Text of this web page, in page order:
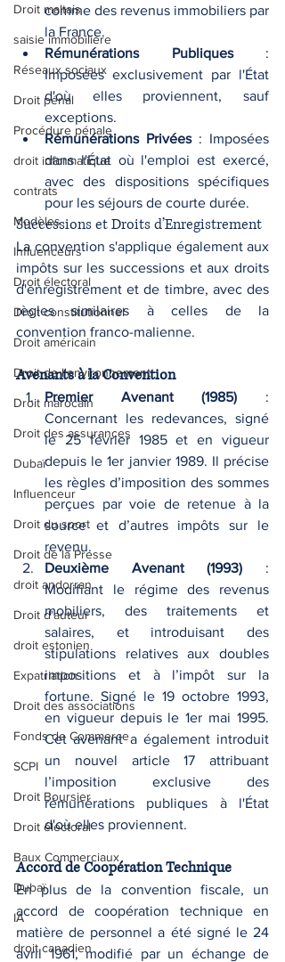
Droit maltais
saisie immobilière
Réseaux sociaux
Droit pénal
Procédure pénale
droit informatique
contrats
Modèles
Influenceurs
Droit électoral
Droit constitutionnel
Droit américain
Droit de l'environnement
Droit marocain
Droit des assurances
Dubaï
Influenceur
Droit du sport
Droit de la Presse
droit andorran
Droit d'auteur
droit estonien
Expatriation
Droit des associations
Fonds de Commerce
SCPI
Droit Boursier
Droit électoral
Baux Commerciaux
Dubaï
IA
droit canadien
comme des revenus immobiliers par
la France.
Rémunérations Publiques :
Imposées exclusivement par l'État
d'où elles proviennent, sauf
exceptions.
Rémunérations Privées : Imposées
dans l'État où l'emploi est exercé,
avec des dispositions spécifiques
pour les séjours de courte durée.
Successions et Droits d’Enregistrement
La convention s'applique également aux
impôts sur les successions et aux droits
d'enregistrement et de timbre, avec des
règles similaires à celles de la
convention franco-malienne.
Avenants à la Convention
Premier Avenant (1985) :
Concernant les redevances, signé
le 25 février 1985 et en vigueur
depuis le 1er janvier 1989. Il précise
les règles d’imposition des sommes
perçues par voie de retenue à la
source et d’autres impôts sur le
revenu.
Deuxième Avenant (1993) :
Modifiant le régime des revenus
mobiliers, des traitements et
salaires, et introduisant des
stipulations relatives aux doubles
impositions et à l’impôt sur la
fortune. Signé le 19 octobre 1993,
en vigueur depuis le 1er mai 1995.
Cet avenant a également introduit
un nouvel article 17 attribuant
l’imposition exclusive des
rémunérations publiques à l'État
d'où elles proviennent.
Accord de Coopération Technique
En plus de la convention fiscale, un
accord de coopération technique en
matière de personnel a été signé le 24
avril 1961, modifié par un échange de